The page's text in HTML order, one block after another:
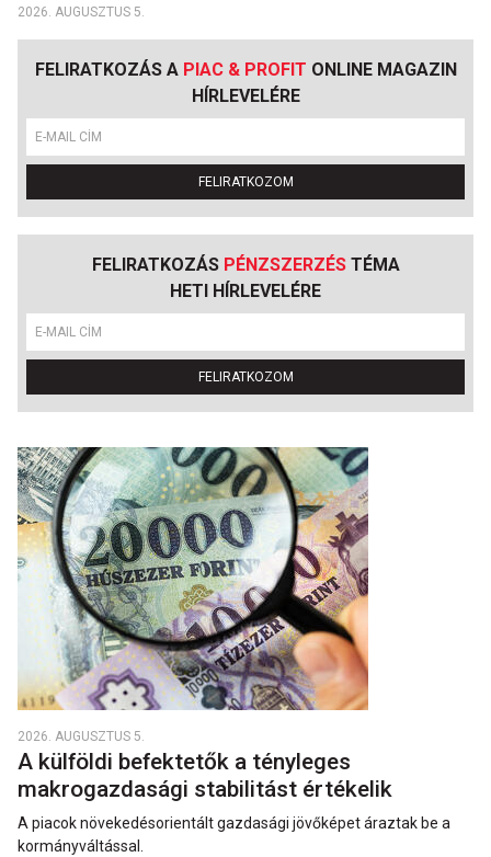
2026. AUGUSZTUS 5.
FELIRATKOZÁS A PIAC & PROFIT ONLINE MAGAZIN
HÍRLEVELÉRE
FELIRATKOZOM
FELIRATKOZÁS PÉNZSZERZÉSTÉMA
HETI HÍRLEVELÉRE
FELIRATKOZOM
2026. AUGUSZTUS 5.
A külföldi befektetők a tényleges
makrogazdasági stabilitást értékelik
A piacok növekedésorientált gazdasági jövőképet áraztak be a
kormányváltással.